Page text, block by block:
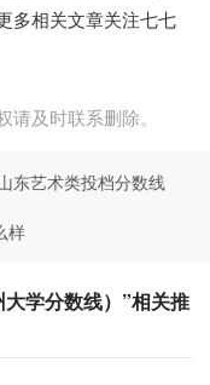
多相关文章关注七七
及时联系删除。
东艺术类投档分数线
样
学分数线）”相关推